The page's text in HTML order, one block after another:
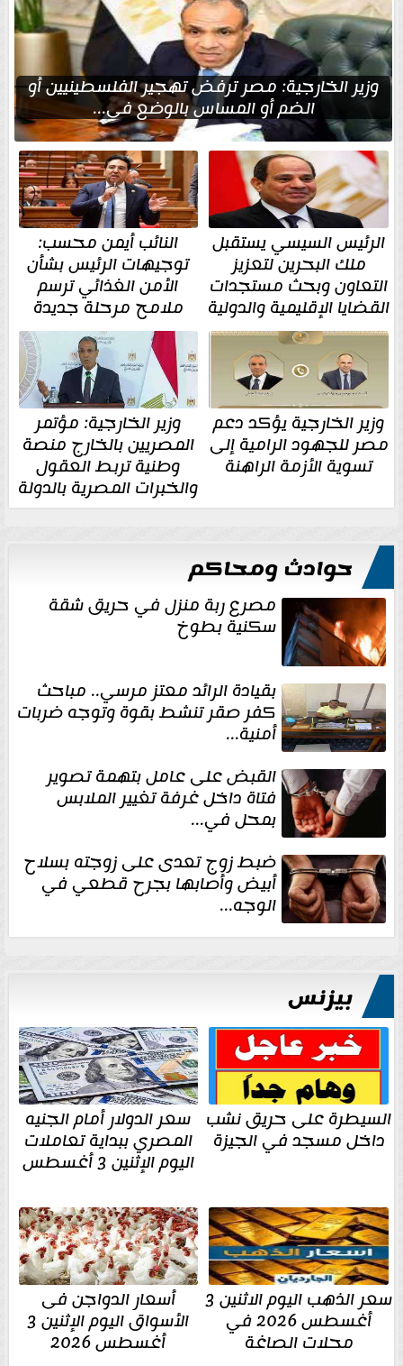
وزير الخارجية: مصر ترفض تهجير الفلسطينيين أو
الضم أو المساس بالوضع في...
الرئيس السيسي يستقبل
ملك البحرين لتعزيز
التعاون وبحث مستجدات
القضايا الإقليمية والدولية
النائب أيمن محسب:
توجيهات الرئيس بشأن
الأمن الغذائي ترسم
ملامح مرحلة جديدة
وزير الخارجية يؤكد دعم
مصر للجهود الرامية إلى
تسوية الأزمة الراهنة
وزير الخارجية: مؤتمر
المصريين بالخارج منصة
وطنية تربط العقول
والخبرات المصرية بالدولة
حوادث ومحاكم
مصرع ربة منزل في حريق شقة
سكنية بطوخ
بقيادة الرائد معتز مرسي.. مباحث
كفر صقر تنشط بقوة وتوجه ضربات
أمنية...
القبض على عامل بتهمة تصوير
فتاة داخل غرفة تغيير الملابس
بمحل في...
ضبط زوج تعدى على زوجته بسلاح
أبيض وأصابها بجرح قطعي في
الوجه...
بيزنس
السيطرة على حريق نشب
داخل مسجد في الجيزة
سعر الدولار أمام الجنيه
المصري ببداية تعاملات
اليوم الإثنين 3 أغسطس
سعر الذهب اليوم الاثنين 3
أغسطس 2026 في
محلات الصاغة
أسعار الدواجن فى
الأسواق اليوم الإثنين 3
أغسطس 2026